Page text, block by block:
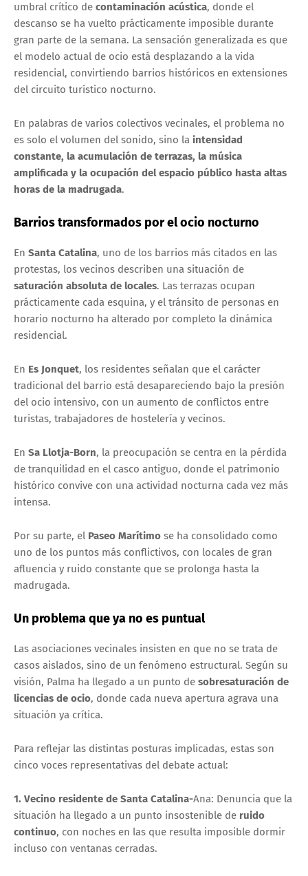
umbral crítico de contaminación acústica, donde el
descanso se ha vuelto prácticamente imposible durante
gran parte de la semana. La sensación generalizada es que
el modelo actual de ocio está desplazando a la vida
residencial, convirtiendo barrios históricos en extensiones
del circuito turístico nocturno.
En palabras de varios colectivos vecinales, el problema no
es solo el volumen del sonido, sino la intensidad
constante, la acumulación de terrazas, la música
amplificada y la ocupación del espacio público hasta altas
horas de la madrugada.
Barrios transformados por el ocio nocturno
En Santa Catalina, uno de los barrios más citados en las
protestas, los vecinos describen una situación de
saturación absoluta de locales. Las terrazas ocupan
prácticamente cada esquina, y el tránsito de personas en
horario nocturno ha alterado por completo la dinámica
residencial.
En Es Jonquet, los residentes señalan que el carácter
tradicional del barrio está desapareciendo bajo la presión
del ocio intensivo, con un aumento de conflictos entre
turistas, trabajadores de hostelería y vecinos.
En Sa Llotja-Born, la preocupación se centra en la pérdida
de tranquilidad en el casco antiguo, donde el patrimonio
histórico convive con una actividad nocturna cada vez más
intensa.
Por su parte, el Paseo Marítimo se ha consolidado como
uno de los puntos más conflictivos, con locales de gran
afluencia y ruido constante que se prolonga hasta la
madrugada.
Un problema que ya no es puntual
Las asociaciones vecinales insisten en que no se trata de
casos aislados, sino de un fenómeno estructural. Según su
visión, Palma ha llegado a un punto de sobresaturación de
licencias de ocio, donde cada nueva apertura agrava una
situación ya crítica.
Para reflejar las distintas posturas implicadas, estas son
cinco voces representativas del debate actual:
1. Vecino residente de Santa Catalina-Ana: Denuncia que la
situación ha llegado a un punto insostenible de ruido
continuo, con noches en las que resulta imposible dormir
incluso con ventanas cerradas.